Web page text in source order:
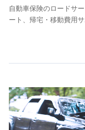
11.マイカー通勤管
をお送りするため
分析するため
当社の対応品質向上
個人情報保護管
株式会社ドコモ・イ
自動車保険のロードサ
ート、帰宅・移動費用